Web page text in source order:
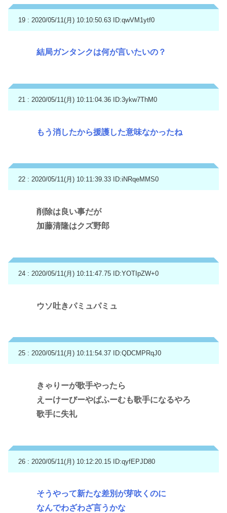
19 : 2020/05/11(月) 10:10:50.63 ID:qwVM1ytf0
結局ガンタンクは何が言いたいの？
21 : 2020/05/11(月) 10:11:04.36 ID:3ykw7ThM0
もう消したから援護した意味なかったね
22 : 2020/05/11(月) 10:11:39.33 ID:iNRqeMMS0
削除は良い事だが
加藤清隆はクズ野郎
24 : 2020/05/11(月) 10:11:47.75 ID:YOTIpZW+0
ウソ吐きパミュパミュ
25 : 2020/05/11(月) 10:11:54.37 ID:QDCMPRqJ0
きゃりーが歌手やったら
えーけーびーやぱふーむも歌手になるやろ
歌手に失礼
26 : 2020/05/11(月) 10:12:20.15 ID:qyfEPJD80
そうやって新たな差別が芽吹くのに
なんでわざわざ言うかな